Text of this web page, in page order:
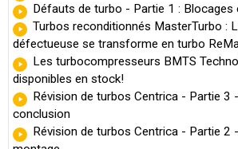
Défauts de turbo - Partie 1 :
Turbos reconditionnés MasterTurbo :
défectueuse se transforme en turbo
Les turbocompresseurs BMTS
disponibles en stock!
Révision de turbos Centrica - Partie 3
conclusion
Révision de turbos Centrica - Partie 2